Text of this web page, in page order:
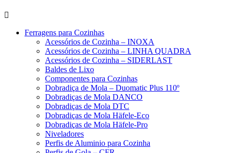
Ferragens para Cozinhas
Acessórios de Cozinha – INOXA
Acessórios de Cozinha – LINHA QUADRA
Acessórios de Cozinha – SIDERLAST
Baldes de Lixo
Componentes para Cozinhas
Dobradiça de Mola – Duomatic Plus 110º
Dobradiças de Mola DANCO
Dobradiças de Mola DTC
Dobradiças de Mola Häfele-Eco
Dobradiças de Mola Häfele-Pro
Niveladores
Perfis de Aluminio para Cozinha